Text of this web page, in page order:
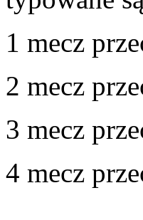
1 mecz
2 mecz
3 mecz
4 mecz